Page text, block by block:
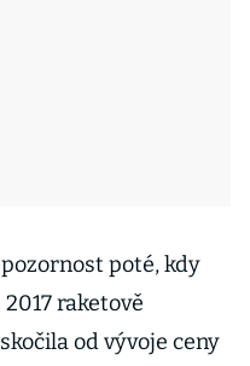
poté, kdy
raketově
od vývoje ceny